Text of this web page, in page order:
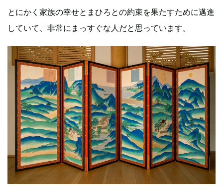
とにかく家族の幸せとまひろとの約束を果たすために邁進
していて、非常にまっすぐな人だと思っています。